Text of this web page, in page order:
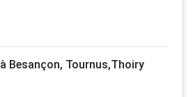
à Besançon, Tournus,Thoiry